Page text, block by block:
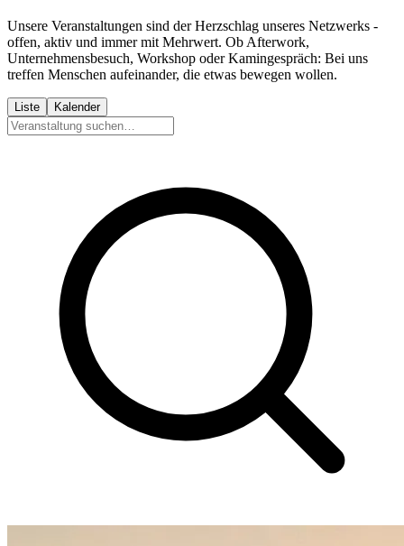
Unsere Veranstaltungen sind der Herzschlag unseres Netzwerks -
offen, aktiv und immer mit Mehrwert. Ob Afterwork,
Unternehmensbesuch, Workshop oder Kamingespräch: Bei uns
treffen Menschen aufeinander, die etwas bewegen wollen.
Liste Kalender